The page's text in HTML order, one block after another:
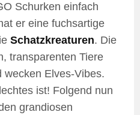
Schurken einfach
er eine fuchsartige
Schatzkreaturen. Die
transparenten Tiere
wecken Elves-Vibes.
ist! Folgend nun
grandiosen